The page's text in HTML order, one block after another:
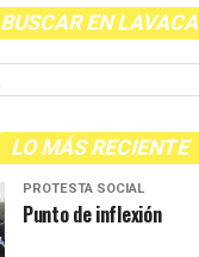
BUSCAR EN LAVACA
LO MÁS RECIENTE
PROTESTA SOCIAL
Punto de inflexión